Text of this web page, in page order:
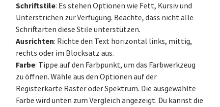
Schriftstile: Es stehen Optionen wie Fett, Kursiv und
Unterstrichen zur Verfügung. Beachte, dass nicht alle
Schriftarten diese Stile unterstützen.
Ausrichten: Richte den Text horizontal links, mittig,
rechts oder im Blocksatz aus.
Farbe: Tippe auf den Farbpunkt, um das Farbwerkzeug
zu öffnen. Wähle aus den Optionen auf der
Registerkarte Raster oder Spektrum. Die ausgewählte
Farbe wird unten zum Vergleich angezeigt. Du kannst die